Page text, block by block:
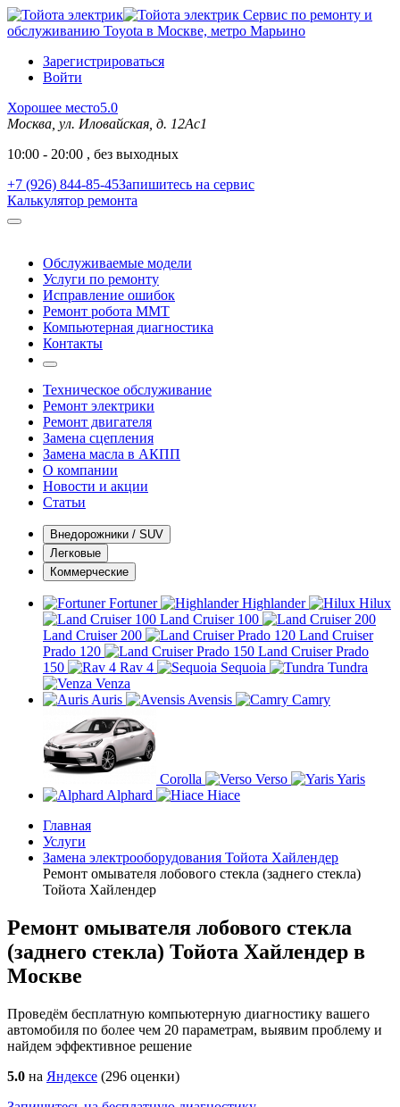
Сервис по ремонту и
обслуживанию Toyota в Москве, метро Марьино
Зарегистрироваться
Войти
Хорошее место5.0
Москва, ул. Иловайская, д. 12Ас1
10:00 - 20:00 , без выходных
+7 (926) 844-85-45Запишитесь на сервис
Калькулятор ремонта
Обслуживаемые модели
Услуги по ремонту
Исправление ошибок
Ремонт робота MMT
Компьютерная диагностика
Контакты
Техническое обслуживание
Ремонт электрики
Ремонт двигателя
Замена сцепления
Замена масла в АКПП
О компании
Новости и акции
Статьи
Внедорожники / SUV
Легковые
Коммерческие
Fortuner Highlander
Hilux
Land Cruiser 100
Land Cruiser 200
Land Cruiser
Prado 120
Land Cruiser Prado
150
Rav 4 Sequoia
Tundra
Venza
Auris
Avensis Camry
Corolla Verso
Yaris
Alphard
Hiace
Главная
Услуги
Замена электрооборудования Тойота Хайлендер
Ремонт омывателя лобового стекла (заднего стекла)
Тойота Хайлендер
Ремонт омывателя лобового стекла
(заднего стекла) Тойота Хайлендер в
Москве
Проведём бесплатную компьютерную диагностику вашего
автомобиля по более чем 20 параметрам, выявим проблему и
найдем эффективное решение
5.0 на Яндексе (296 оценки)